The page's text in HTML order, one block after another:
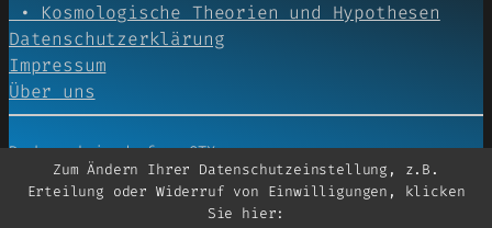
• Kosmologische Theorien und Hypothesen
Datenschutzerklärung
Impressum
Über uns
Denkerschmie.de from OTX
Gestaltet mit && Twenty Twenty-Five
Zum Ändern Ihrer Datenschutzeinstellung, z.B.
Erteilung oder Widerruf von Einwilligungen, klicken
Sie hier: